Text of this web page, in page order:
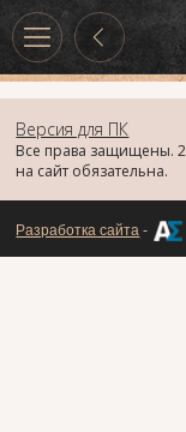
Версия для ПК
Все права защищены.
на сайт обязательна.
Разработка сайта -